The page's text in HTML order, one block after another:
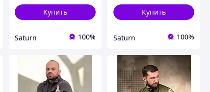
Купить
Saturn 100%
Купить
Saturn 100%